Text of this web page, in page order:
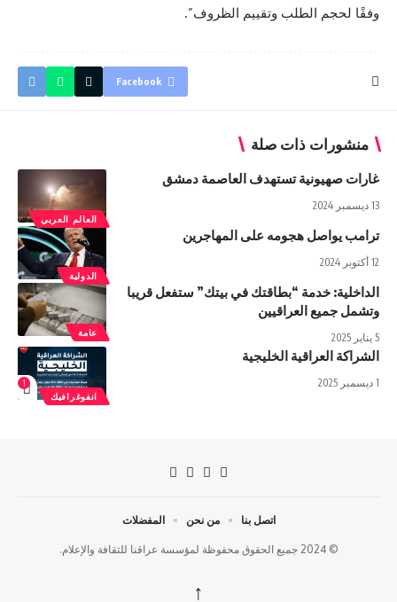
وفقًا لحجم الطلب وتقييم الظروف”.
Facebook
منشورات ذات صلة
العالم العربي
غارات صهيونية تستهدف العاصمة دمشق
13 ديسمبر 2024
الدولية
ترامب يواصل هجومه على المهاجرين
12 أكتوبر 2024
عامة
الداخلية: خدمة “بطاقتك في بيتك” ستفعل قريبا
وتشمل جميع العراقيين
5 يناير 2025
1
انفوغرافيك
الشراکة العراقیة الخلیجیة
1 ديسمبر 2025
© 2024 جميع الحقوق محفوظة لمؤسسة عراقنا للثقافة والإعلام.
اتصل بنا من نحن المفضلات
↑